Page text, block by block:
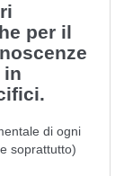
per il
in
di ogni
soprattutto)